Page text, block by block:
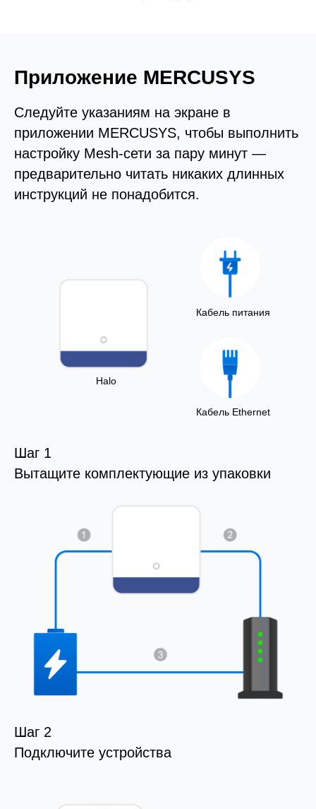
Приложение MERCUSYS
Следуйте указаниям на экране в
приложении MERCUSYS, чтобы выполнить
настройку Mesh-сети за пару минут —
предварительно читать никаких длинных
инструкций не понадобится.
Halo
Кабель питания
Кабель Ethernet
Шаг 1
Вытащите комплектующие из упаковки
Шаг 2
Подключите устройства